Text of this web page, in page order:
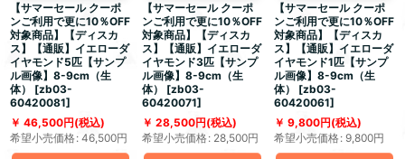
【サマーセール クーポ
ンご利用で更に10％OFF
対象商品】【ディスカ
ス】【通販】イエローダ
イヤモンド5匹【サンプ
ル画像】8-9cm（生
体）
[zb03-
60420081]
46,500円(税込)
希望小売価格: 46,500円
【サマーセール クーポ
ンご利用で更に10％OFF
対象商品】【ディスカ
ス】【通販】イエローダ
イヤモンド3匹【サンプ
ル画像】8-9cm（生
体）
[zb03-
60420071]
28,500円(税込)
希望小売価格: 28,500円
【サマーセール クーポ
ンご利用で更に10％OFF
対象商品】【ディスカ
ス】【通販】イエローダ
イヤモンド1匹【サンプ
ル画像】8-9cm（生
体）
[zb03-
60420061]
9,800円(税込)
希望小売価格: 9,800円